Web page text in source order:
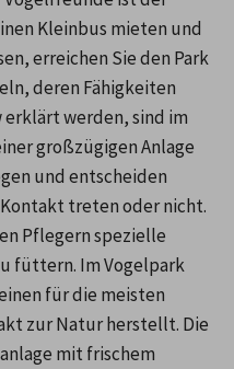
Kleinbus mieten und
erreichen Sie den Park
deren Fähigkeiten
erklärt werden, sind im
großzügigen Anlage
und entscheiden
treten oder nicht.
Pflegern spezielle
füttern. Im Vogelpark
für die meisten
zur Natur herstellt. Die
mit frischem